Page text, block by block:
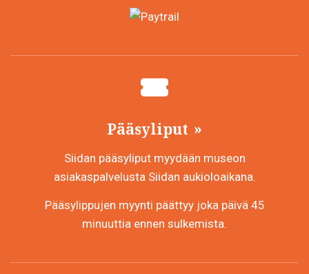
Pääsyliput
Siidan pääsyliput myydään museon
asiakaspalvelusta Siidan aukioloaikana.
Pääsylippujen myynti päättyy joka päivä 45
minuuttia ennen sulkemista.